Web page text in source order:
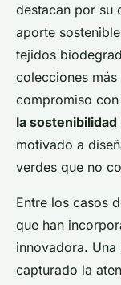
destacan por su
aporte
tejidos
colecciones
compromiso
la sostenibilidad
motivado a
verdes que no
Entre los casos
que han
innovadora.
capturado la